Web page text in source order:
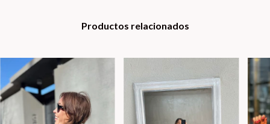
Productos relacionados